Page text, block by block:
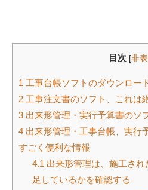
目次 [非
1 工事台帳ソフトのダウンロー
2 工事注文書のソフト、これは
3 出来形管理・実行予算書のソ
4 出来形管理・工事台帳、実行
すごく便利な情報
4.1 出来形管理は、施工さ
足しているかを確認する